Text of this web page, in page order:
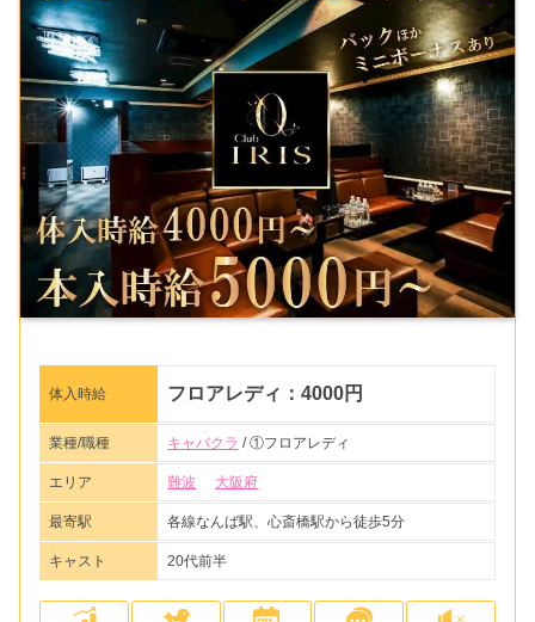
体入時給 フロアレディ：4000円
業種/職種 キャバクラ / ①フロアレディ
エリア 難波 大阪府
最寄駅 各線なんば駅、心斎橋駅から徒歩5分
キャスト 20代前半